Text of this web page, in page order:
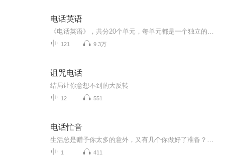
电话英语
121 9.3万
诅咒电话
结局让你意想不到的大反转
12 551
电话忙音
1 411